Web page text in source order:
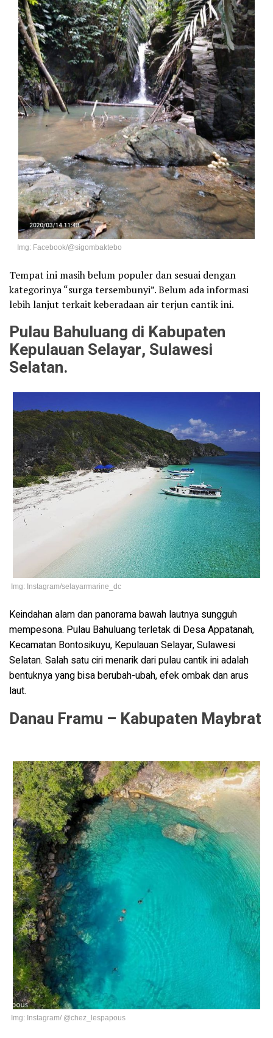
Img: Facebook/@sigombaktebo
Tempat ini masih belum populer dan sesuai dengan
kategorinya “surga tersembunyi”. Belum ada informasi
lebih lanjut terkait keberadaan air terjun cantik ini.
Pulau Bahuluang di Kabupaten
Kepulauan Selayar, Sulawesi
Selatan.
Img: Instagram/selayarmarine_dc
Keindahan alam dan panorama bawah lautnya sungguh
mempesona. Pulau Bahuluang terletak di Desa Appatanah,
Kecamatan Bontosikuyu, Kepulauan Selayar, Sulawesi
Selatan. Salah satu ciri menarik dari pulau cantik ini adalah
bentuknya yang bisa berubah-ubah, efek ombak dan arus
laut.
Danau Framu – Kabupaten Maybrat
Img: Instagram/ @chez_lespapous